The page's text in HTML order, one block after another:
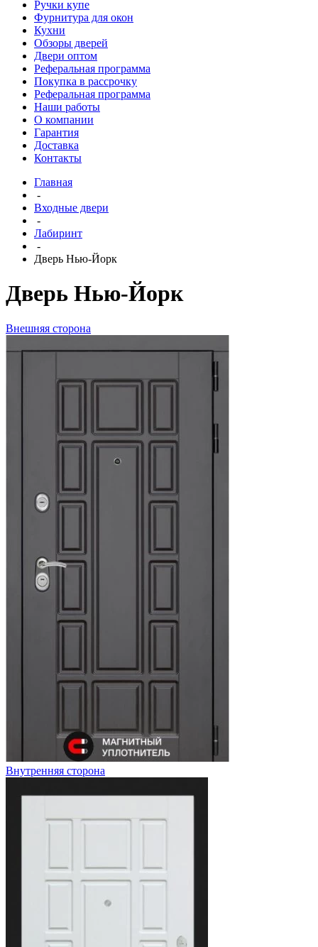
Ручки купе
Фурнитура для окон
Кухни
Обзоры дверей
Двери оптом
Реферальная программа
Покупка в рассрочку
Реферальная программа
Наши работы
О компании
Гарантия
Доставка
Контакты
Главная
-
Входные двери
-
Лабиринт
-
Дверь Нью-Йорк
Дверь Нью-Йорк
Внешняя сторона
Внутренняя сторона